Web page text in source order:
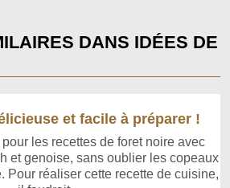
DANS IDÉES DE
et facile à préparer !
les recettes de foret noire avec
et genoise, sans oublier les copeaux
Pour réaliser cette recette de cuisine,